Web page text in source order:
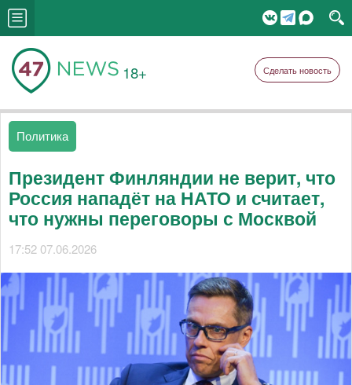
18+ Сделать новость
Политика
Президент Финляндии не верит, что
Россия нападёт на НАТО и считает,
что нужны переговоры с Москвой
17:52 07.06.2026